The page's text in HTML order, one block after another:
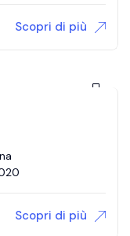
Scopri di più
Scopri di più